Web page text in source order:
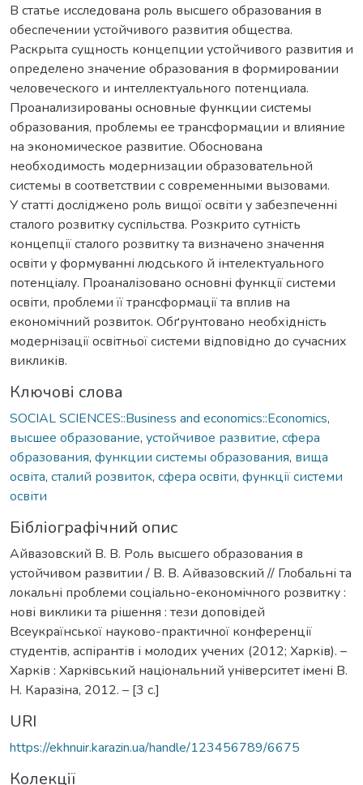
В статье исследована роль высшего образования в
обеспечении устойчивого развития общества.
Раскрыта сущность концепции устойчивого развития и
определено значение образования в формировании
человеческого и интеллектуального потенциала.
Проанализированы основные функции системы
образования, проблемы ее трансформации и влияние
на экономическое развитие. Обоснована
необходимость модернизации образовательной
системы в соответствии с современными вызовами.
У статті досліджено роль вищої освіти у забезпеченні
сталого розвитку суспільства. Розкрито сутність
концепції сталого розвитку та визначено значення
освіти у формуванні людського й інтелектуального
потенціалу. Проаналізовано основні функції системи
освіти, проблеми її трансформації та вплив на
економічний розвиток. Обґрунтовано необхідність
модернізації освітньої системи відповідно до сучасних
викликів.
Ключові слова
SOCIAL SCIENCES::Business and economics::Economics,
высшее образование, устойчивое развитие, сфера
образования, функции системы образования, вища
освіта, сталий розвиток, сфера освіти, функції системи
освіти
Бібліографічний опис
Айвазовский В. В. Роль высшего образования в
устойчивом развитии / В. В. Айвазовский // Глобальні та
локальні проблеми соціально-економічного розвитку :
нові виклики та рішення : тези доповідей
Всеукраїнської науково-практичної конференції
студентів, аспірантів і молодих учених (2012; Харків). –
Харків : Харкiвський нацiональний унiверситет iмені В.
Н. Каразiна, 2012. – [3 c.]
URI
https://ekhnuir.karazin.ua/handle/123456789/6675
Колекції